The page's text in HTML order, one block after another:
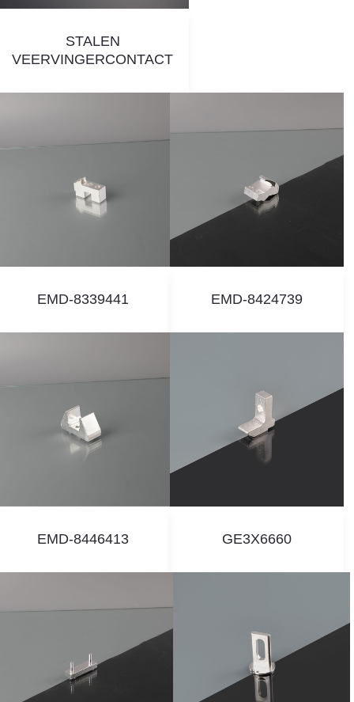
STALEN
VEERVINGERCONTACT
EMD-8339441 EMD-8424739
EMD-8446413 GE3X6660